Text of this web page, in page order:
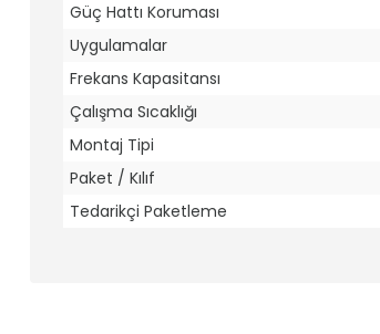
Güç Hattı Koruması
Uygulamalar
Frekans Kapasitansı
Çalışma Sıcaklığı
Montaj Tipi
Paket / Kılıf
Tedarikçi Paketleme